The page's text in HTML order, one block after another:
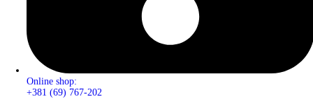
Online shop:
+381 (69) 767-202